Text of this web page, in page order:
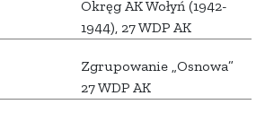
Okręg AK Wołyń (1942-
1944), 27 WDP AK
Zgrupowanie „Osnowa”
27 WDP AK